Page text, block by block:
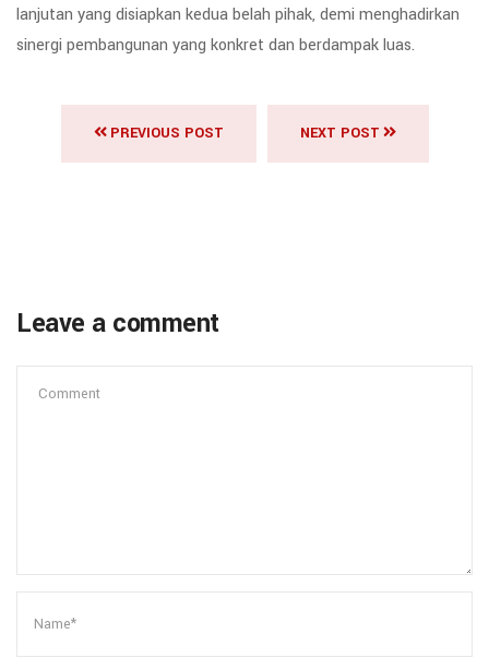
lanjutan yang disiapkan kedua belah pihak, demi menghadirkan
sinergi pembangunan yang konkret dan berdampak luas.
PREVIOUS POST NEXT POST
Leave a comment